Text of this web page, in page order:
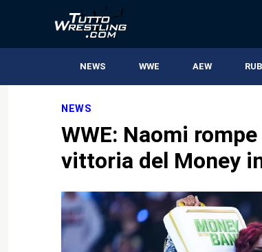
NEWS WWE AEW
NEWS
WWE: Naomi
vittoria del Money